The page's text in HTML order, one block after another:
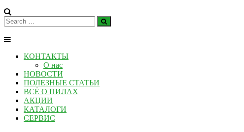
КОНТАКТЫ
О нас
НОВОСТИ
ПОЛЕЗНЫЕ СТАТЬИ
ВСЁ О ПИЛАХ
АКЦИИ
КАТАЛОГИ
СЕРВИС